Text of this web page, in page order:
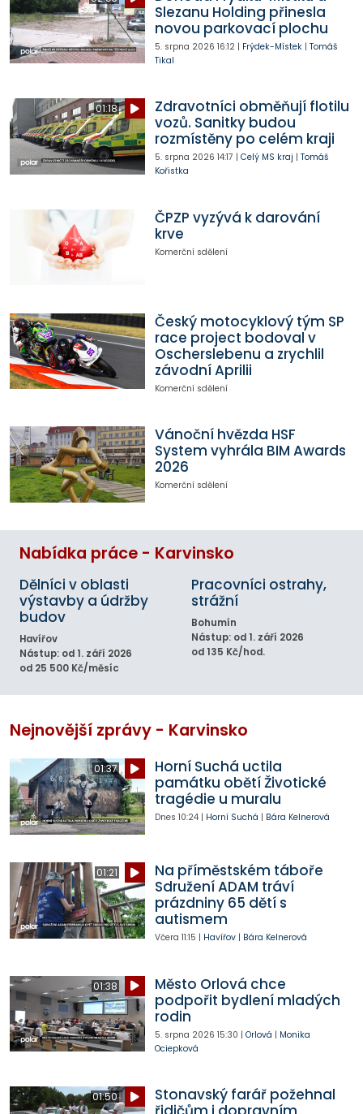
Slezanu Holding přinesla
novou parkovací plochu
5. srpna 2026 16:12| Frýdek-Místek| Tomáš
Tikal
01:18
Zdravotníci obměňují flotilu
vozů. Sanitky budou
rozmístěny po celém kraji
5. srpna 2026 14:17 | Celý MS kraj | Tomáš
Kořistka
ČPZP vyzývá k darování
krve
Komerční sdělení
Český motocyklový tým SP
race project bodoval v
Oscherslebenu a zrychlil
závodní Aprilii
Komerční sdělení
Vánoční hvězda HSF
System vyhrála BIM Awards
2026
Komerční sdělení
Nabídka práce - Karvinsko
Dělníci v oblasti
výstavby a údržby
budov
Havířov
Nástup: od 1. září 2026
od 25 500 Kč/měsíc
Pracovníci ostrahy,
strážní
Bohumín
Nástup: od 1. září 2026
od 135 Kč/hod.
Nejnovější zprávy - Karvinsko
01:37
Horní Suchá uctila
památku obětí Životické
tragédie u muralu
Dnes 10:24| Horní Suchá | Bára Kelnerová
01:21
Na příměstském táboře
Sdružení ADAM tráví
prázdniny 65 dětí s
autismem
Včera 11:15 | Havířov| Bára Kelnerová
01:38
Město Orlová chce
podpořit bydlení mladých
rodin
5. srpna 2026 15:30 | Orlová | Monika
Ociepková
01:50
Stonavský farář požehnal